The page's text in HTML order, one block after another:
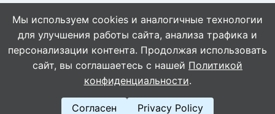
© 2026 WebVinegret
Мы используем cookies и аналогичные технологии
для улучшения работы сайта, анализа трафика и
персонализации контента. Продолжая использовать
сайт, вы соглашаетесь с нашей Политикой
конфиденциальности.
Согласен Privacy Policy